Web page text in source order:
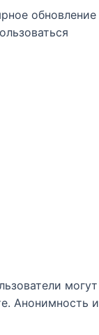
обновление
могут
Анонимность и